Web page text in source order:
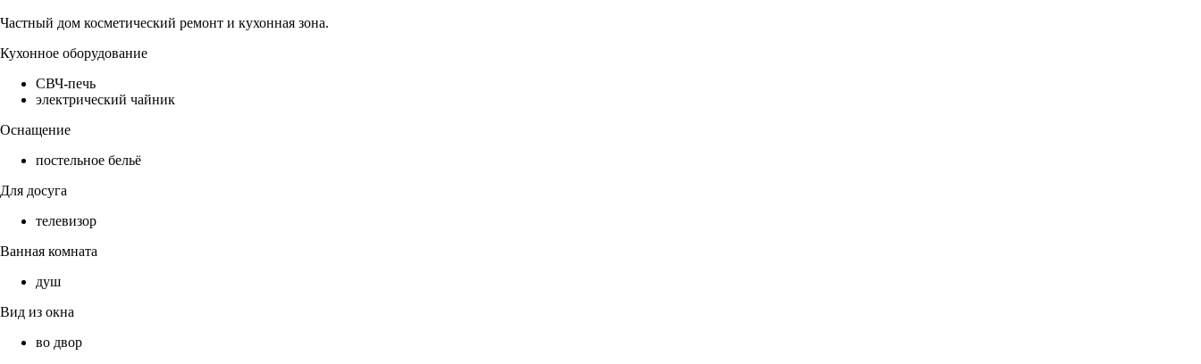
Частный дом косметический ремонт и кухонная зона.
Кухонное оборудование
СВЧ-печь
электрический чайник
Оснащение
постельное бельё
Для досуга
телевизор
Ванная комната
душ
Вид из окна
во двор